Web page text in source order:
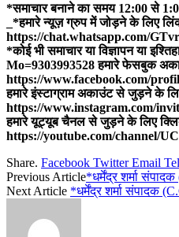
*समाचार बनाने का समय 12:00 से
_*हमारे न्यूज़ ग्रुप में जोड़ने के लिए
https://chat.whatsapp.com/
*कोई भी समाचार या विज्ञापन या
Mo=9303993528 हमारे फेसबुक
https://www.facebook.com/
हमारे इंस्टाग्राम अकाउंट से जुड़ने के
https://www.instagram.com/
हमारे यूट्यूब चैनल से जुड़ने के लिए
https://youtube.com/channel/
Share. Facebook Twitter Email
Previous Article*धर्मेंद्र शर्मा
Next Article *धर्मेंद्र शर्मा संपादक